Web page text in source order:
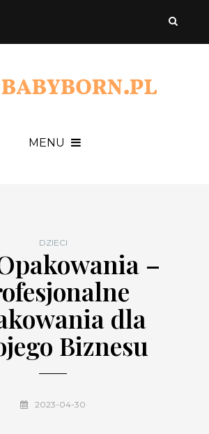
MENU
DZIECI
–
dla
Biznesu
2023-04-30